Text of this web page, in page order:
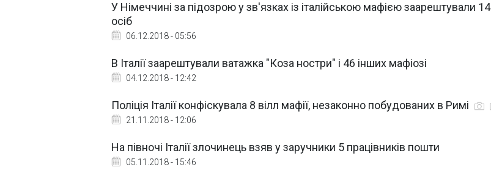
У Німеччині за підозрою у зв'язках із італійською мафією заарештували 14
осіб
06.12.2018 - 05:56
В Італії заарештували ватажка "Коза ностри" і 46 інших мафіозі
04.12.2018 - 12:42
Поліція Італії конфіскувала 8 вілл мафії, незаконно побудованих в Римі
21.11.2018 - 12:06
На півночі Італії злочинець взяв у заручники 5 працівників пошти
05.11.2018 - 15:46